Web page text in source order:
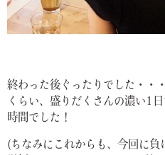
終わった後ぐったりでした・・
くらい、盛りだくさんの濃い1
時間でした！
(ちなみにこれからも、今回に